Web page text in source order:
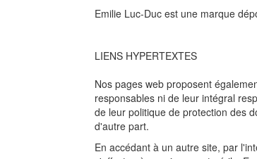
Emilie Luc-Duc est une marque
LIENS HYPERTEXTES
Nos pages web proposent
responsables ni de leur intégral
de leur politique de protection des
d'autre part.
En accédant à un autre site, par